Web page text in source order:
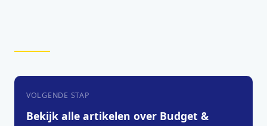
VOLGENDE STAP
Bekijk alle artikelen over Budget &